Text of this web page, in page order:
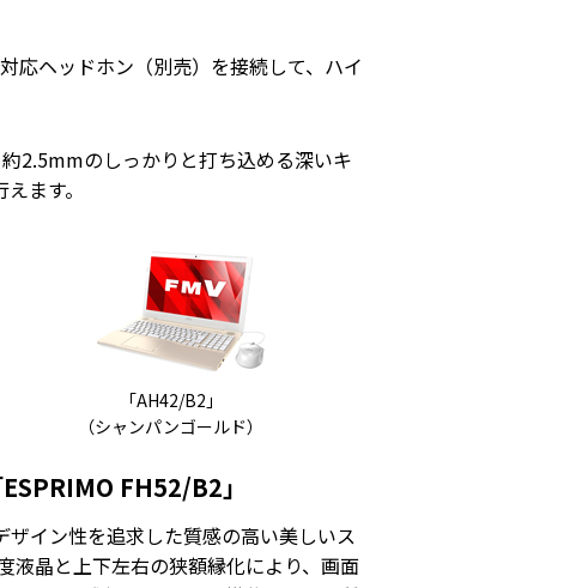
応ヘッドホン（別売）を接続して、ハイ
2.5mmのしっかりと打ち込める深いキ
ます。
「AH42/B2」
（シャンパンゴールド）
FH52/B2」
イン性を追求した質感の高い美しいス
液晶と上下左右の狭額縁化により、画面